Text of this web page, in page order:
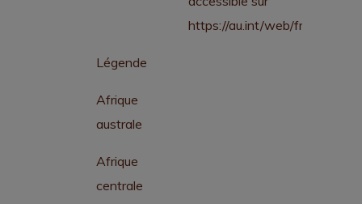
https://au.int/web/fr/
Légende
Afrique
australe
Afrique
centrale